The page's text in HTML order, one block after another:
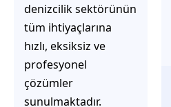
ortamında nice
projelere imza atmayı
temenni ediyorum.
Kaptan Deniz